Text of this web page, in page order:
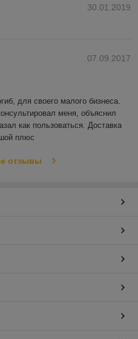
30.01.2019
07.09.2017
для своего малого бизнеса.
меня, объяснил
как пользоваться. Доставка
плюс
отзывы